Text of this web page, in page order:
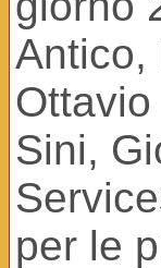
Antico,
Sini,
per le